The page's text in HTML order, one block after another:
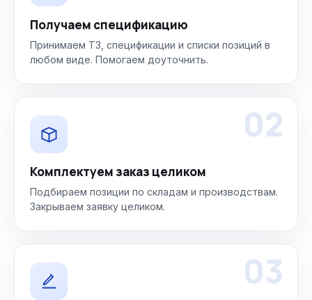
Получаем спецификацию
Принимаем ТЗ, спецификации и списки позиций в
любом виде. Помогаем доуточнить.
02
Комплектуем заказ целиком
Подбираем позиции по складам и производствам.
Закрываем заявку целиком.
03